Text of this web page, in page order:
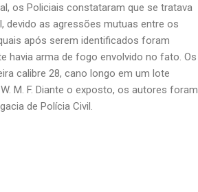
os Policiais constataram que se tratava
devido as agressões mutuas entre os
após serem identificados foram
havia arma de fogo envolvido no fato. Os
calibre 28, cano longo em um lote
M. F. Diante o exposto, os autores foram
de Polícia Civil.